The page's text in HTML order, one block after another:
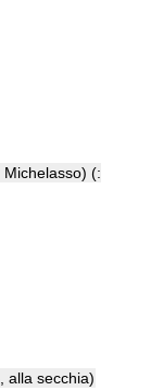
(:
alla secchia)